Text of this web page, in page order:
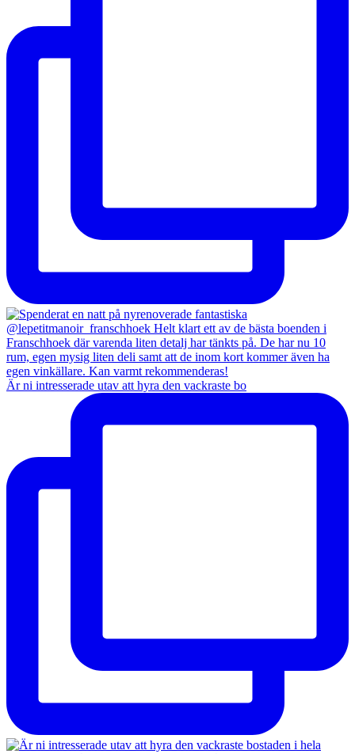
Är ni intresserade utav att hyra den vackraste bo